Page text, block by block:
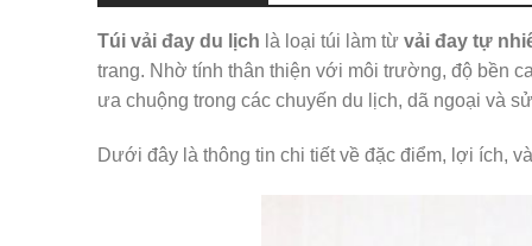
Túi vải đay du lịch là loại túi làm từ vải đay tự
trang. Nhờ tính thân thiện với môi trường, độ bền
ưa chuộng trong các chuyến du lịch, dã ngoại và
Dưới đây là thông tin chi tiết về đặc điểm, lợi ích,